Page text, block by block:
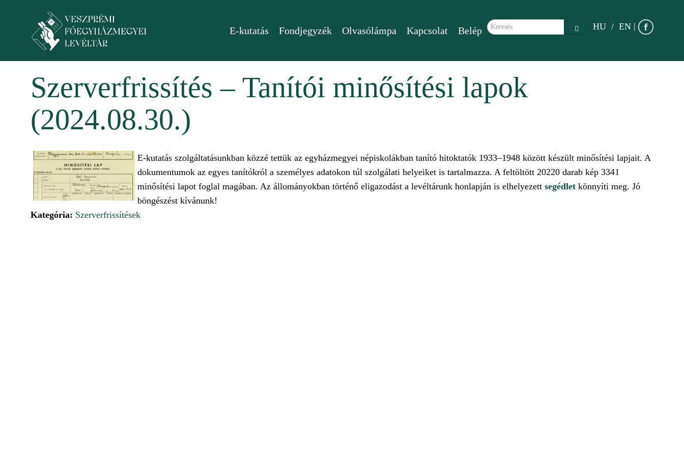
E-kutatás Fondjegyzék Olvasólámpa Kapcsolat Belép |
HU EN
Keresés űrlap
Szerverfrissítés – Tanítói minősítési lapok
(2024.08.30.)
E-kutatás szolgáltatásunkban közzé tettük az egyházmegyei népiskolákban tanító hitoktatók 1933–1948 között készült minősítési lapjait. A
dokumentumok az egyes tanítókról a személyes adatokon túl szolgálati helyeiket is tartalmazza. A feltöltött 20220 darab kép 3341
minősítési lapot foglal magában. Az állományokban történő eligazodást a levéltárunk honlapján is elhelyezett segédlet könnyíti meg. Jó
böngészést kívánunk!
Kategória: Szerverfrissítések